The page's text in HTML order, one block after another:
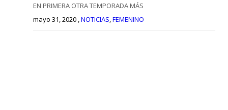
EN PRIMERA OTRA TEMPORADA MÁS
mayo 31, 2020 ,NOTICIAS ,FEMENINO